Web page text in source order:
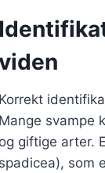
Korrekt
Mange svampe
og giftige arter.
spadicea), som